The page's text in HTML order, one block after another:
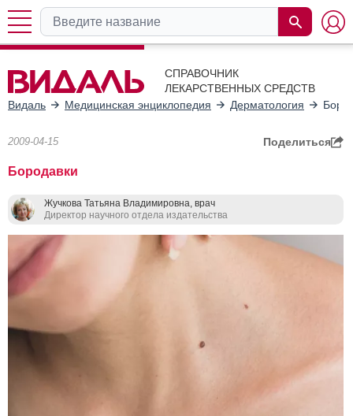
СПРАВОЧНИК
ЛЕКАРСТВЕННЫХ СРЕДСТВ
Видаль
Медицинская энциклопедия Дерматология
2009-04-15 Поделиться
Бородавки
Жучкова Татьяна Владимировна, врач
Директор научного отдела издательства